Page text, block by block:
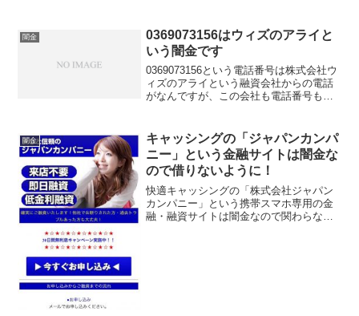
ていますが、全部ウソですよ！会社名：
株式会社エース...
闇金
0369073156はウィズのアライと
いう闇金です
0369073156という電話番号は株式会社ウ
ィズのアライという融資会社からの電話
がなんですが、この会社も電話番号も貸
話し口調ではあるけど、貸金業登録番号
を聞いても言わ...
闇金
キャッシングの「ジャパンカンパ
ニー」という金融サイトは闇金な
ので借りないように！
快適キャッシングの「株式会社ジャパン
カンパニー」という携帯スマホ専用の金
融・融資サイトは闇金なので関わらない